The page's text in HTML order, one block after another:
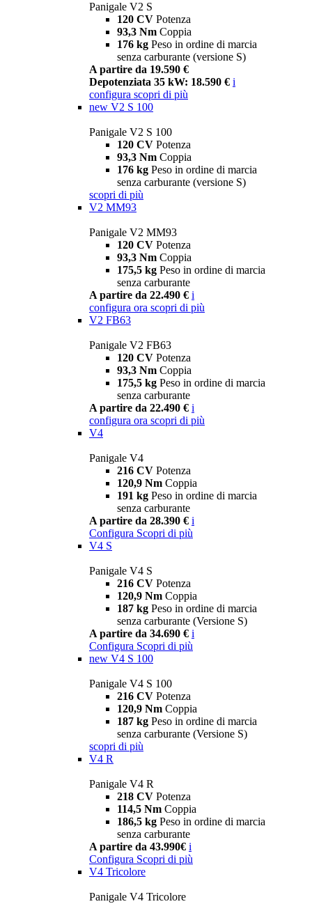
Panigale V2 S
120 CV Potenza
93,3 Nm Coppia
176 kg Peso in ordine di marcia
senza carburante (versione S)
A partire da 19.590 €
Depotenziata 35 kW: 18.590 € i
configura scopri di più
new V2 S 100
Panigale V2 S 100
120 CV Potenza
93,3 Nm Coppia
176 kg Peso in ordine di marcia
senza carburante (versione S)
scopri di più
V2 MM93
Panigale V2 MM93
120 CV Potenza
93,3 Nm Coppia
175,5 kg Peso in ordine di marcia
senza carburante
A partire da 22.490 € i
configura ora scopri di più
V2 FB63
Panigale V2 FB63
120 CV Potenza
93,3 Nm Coppia
175,5 kg Peso in ordine di marcia
senza carburante
A partire da 22.490 € i
configura ora scopri di più
V4
Panigale V4
216 CV Potenza
120,9 Nm Coppia
191 kg Peso in ordine di marcia
senza carburante
A partire da 28.390 € i
Configura Scopri di più
V4 S
Panigale V4 S
216 CV Potenza
120,9 Nm Coppia
187 kg Peso in ordine di marcia
senza carburante (Versione S)
A partire da 34.690 € i
Configura Scopri di più
new V4 S 100
Panigale V4 S 100
216 CV Potenza
120,9 Nm Coppia
187 kg Peso in ordine di marcia
senza carburante (Versione S)
scopri di più
V4 R
Panigale V4 R
218 CV Potenza
114,5 Nm Coppia
186,5 kg Peso in ordine di marcia
senza carburante
A partire da 43.990€ i
Configura Scopri di più
V4 Tricolore
Panigale V4 Tricolore